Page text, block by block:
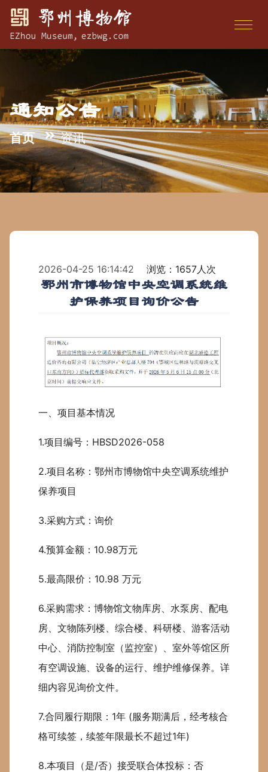
通知公告
首页 资讯
2026-04-25 16:14:42 浏览：1657人次
鄂州市博物馆中央空调系统维
护保养项目询价公告
一、项目基本情况
1.项目编号：HBSD2026-058
2.项目名称：鄂州市博物馆中央空调系统维护
保养项目
3.采购方式：询价
4.预算金额：10.98万元
5.最高限价：10.98 万元
6.采购需求：博物馆文物库房、水泵房、配电
房、文物陈列楼、综合楼、科研楼、游客活动
中心、消防控制室（监控室）、室外等馆区所
有空调设施、设备的运行、维护维修保养。详
细内容见询价文件。
7.合同履行期限：1年 (服务期满后，经考核合
格可续签，续签年限最长不超过1年)
8.本项目（是/否）接受联合体投标：否